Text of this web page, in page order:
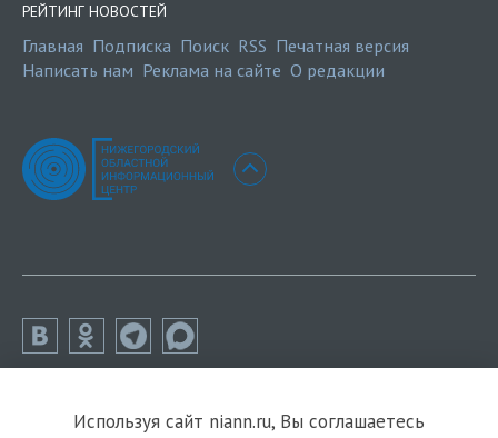
РЕЙТИНГ НОВОСТЕЙ
Главная Подписка Поиск RSS Печатная версия
Написать нам Реклама на сайте О редакции
Используя сайт niann.ru, Вы соглашаетесь